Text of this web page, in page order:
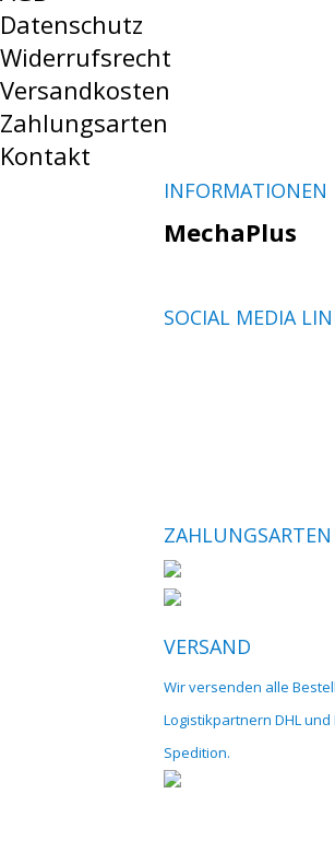
Datenschutz
Widerrufsrecht
Versandkosten
Zahlungsarten
Kontakt
INFORMATIONEN
MechaPlus
SOCIAL MEDIA
ZAHLUNGSARTEN
VERSAND
Wir versenden alle
Logistikpartnern DHL und
Spedition.